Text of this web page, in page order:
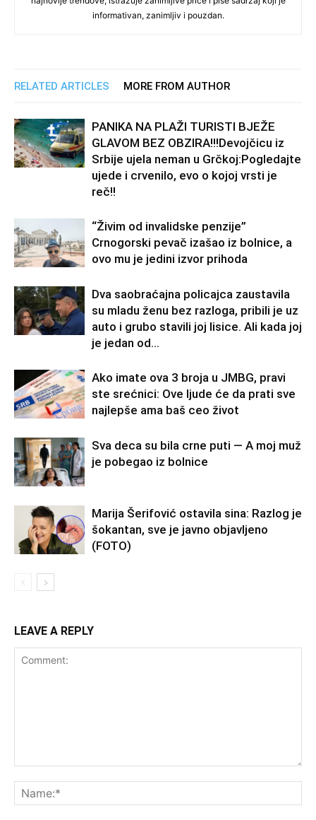
informativan, zanimljiv i pouzdan.
RELATED ARTICLES MORE FROM AUTHOR
PANIKA NA PLAŽI TURISTI BJEŽE
GLAVOM BEZ OBZIRA!!!Devojčicu iz
Srbije ujela neman u Grčkoj:Pogledajte
ujede i crvenilo, evo o kojoj vrsti je
reč!!
“Živim od invalidske penzije”
Crnogorski pevač izašao iz bolnice, a
ovo mu je jedini izvor prihoda
Dva saobraćajna policajca zaustavila
su mladu ženu bez razloga, pribili je uz
auto i grubo stavili joj lisice. Ali kada joj
je jedan od...
Ako imate ova 3 broja u JMBG, pravi
ste srećnici: Ove ljude će da prati sve
najlepše ama baš ceo život
Sva deca su bila crne puti — A moj muž
je pobegao iz bolnice
Marija Šerifović ostavila sina: Razlog je
šokantan, sve je javno objavljeno
(FOTO)
LEAVE A REPLY